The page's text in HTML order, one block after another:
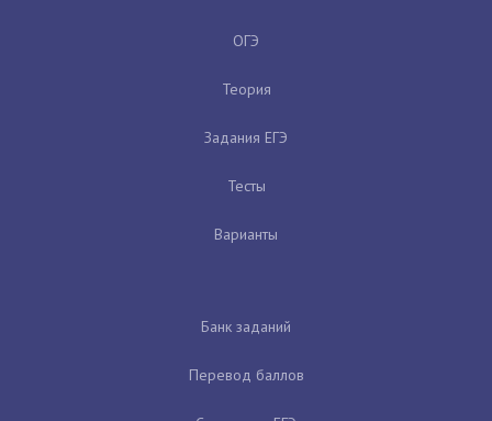
ОГЭ
Теория
Задания ЕГЭ
Тесты
Варианты
Банк заданий
Перевод баллов